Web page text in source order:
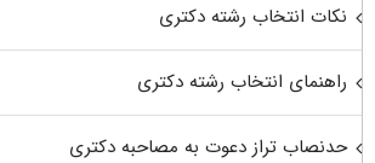
نکات انتخاب رشته دکتری
راهنمای انتخاب رشته دکتری
حدنصاب تراز دعوت به مصاحبه دکتری